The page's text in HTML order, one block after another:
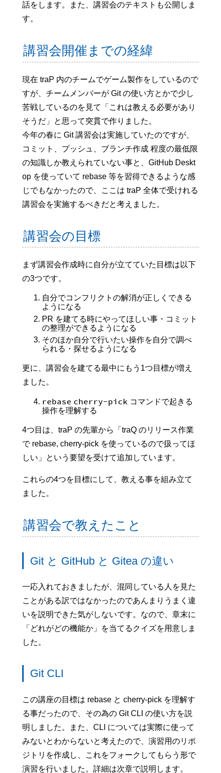
話をします。また、講習会のテキストも公開しま
す。
講習会開催までの経緯
現在 traP 内のチームでゲーム製作をしているので
すが、チームメンバーが Git の使い方とかで少し
苦戦しているのを見て「これは教える必要があり
そうだ」と思って突貫で作りました。
今年の春に Git 講習会は実施していたのですが、
コミット、プッシュ、ブランチ作成 程度の最低限
の知識しか教えられていない事と、GitHub Deskt
op を使っていて rebase 等を習得できるような感
じでもなかったので、ここは traP 全体で受けれる
講習会を実施するべきだと考えました。
講習会の目標
まず講習会作成時に自分が立てていた目標は以下
の3つです。
自分でコンフリクトの解消が正しくできる
ようになる
PR を建てる時にやってほしい事・コミット
の整理ができるようになる
そのほか自分で行いたい操作を自分で調べ
られる・探せるようになる
更に、講習会を建てる最中にもう1つ目標が増え
ました。
rebase cherry-pick コマンドで起きる
操作を理解する
4つ目は、traP の先輩から「traQ のリリース作業
で rebase, cherry-pick を使っているので扱ってほ
しい」という要望を受けて追加しています。
これらの4つを目標にして、教える事を組み立て
ました。
講習会で教えたこと
Git と GitHub と Gitea の違い
一応入れておきましたが、混同している人を見た
ことがある訳ではなかったのであんまりうまく違
いを説明できた気がしないです。なので、章末に
「どれがどの機能か」を当てるクイズを用意しま
した。
Git CLI
この講座の目標は rebase と cherry-pick を理解す
る事だったので、その為の Git CLI の使い方を説
明しました。また、CLI については実際に使って
みないとわからないと考えたので、演習用のリポ
ジトリを作成し、これをフォークしてもらう形で
演習を行いました。詳細は次章で説明します。